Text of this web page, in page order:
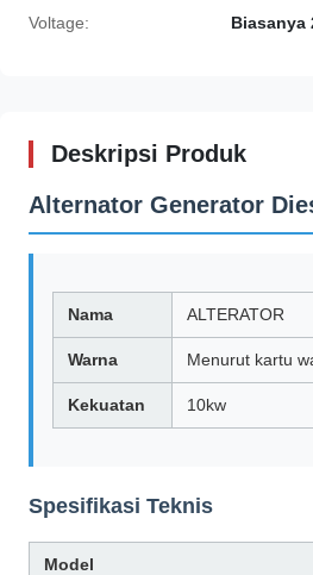
Voltage: Biasanya
Deskripsi Produk
Alternator Generator
Nama ALTERATOR
Warna Menurut kartu
Kekuatan 10kw
Spesifikasi Teknis
Model